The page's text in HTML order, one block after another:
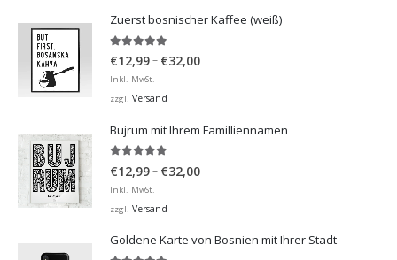
Zuerst bosnischer Kaffee (weiß)
5.00von 5
€12,99– €32,00Preisspanne:
Inkl. MwSt.
zzgl. Versand
Bujrum mit Ihrem Familliennamen
€12,99– €32,00Preisspanne:
Inkl. MwSt.
zzgl. Versand
Goldene Karte von Bosnien mit Ihrer Stadt